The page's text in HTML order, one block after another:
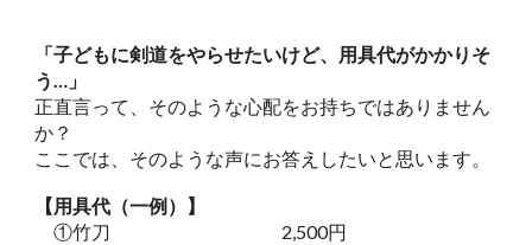
「子どもに剣道をやらせたいけど、用具代がかかりそ
う…」
正直言って、 そのような心配をお持ちではありません
か？
ここでは、そのような声にお答えしたいと思います。
【用具代（一例）】
①竹刀 2,500円